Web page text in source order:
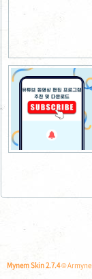
Mynem Skin 2.7.4©